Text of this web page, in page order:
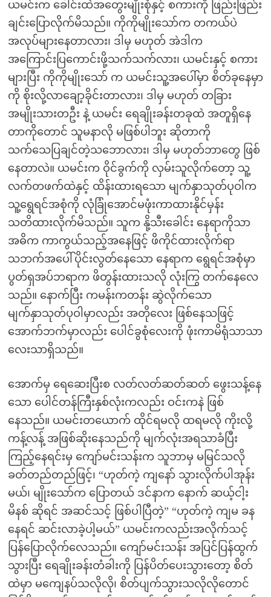
ယမင်းက ခေါင်းထဲအတွေးမျိုးစုံနှင့် စကားကို ဖြည်းဖြည်း
ချင်းပြောလိုက်မိသည်။ ကိုကိုမျိုးသော်က တကယ်ပဲ
အလုပ်များနေတာလား၊ ဒါမှ မဟုတ် အဲဒါက
အကြောင်းပြကောင်းဖို့သက်သက်လား၊ ယမင်းနှင့် စကား
များပြီး ကိုကိုမျိုးသော် က ယမင်းသူ့အပေါ်မှာ စိတ်ခုနေမှာ
ကို စိုးလို့လာချော့ခိုင်းတာလား၊ ဒါမှ မဟုတ် တခြား
အမျိုးသားတဦး နဲ့ ယမင်း ရေချိုးခန်းတခုထဲ အတူရှိနေ
တာကိုတောင် သူမနာလို မဖြစ်ပါဘူး ဆိုတာကို
သက်သေပြချင်တဲ့သဘောလား၊ ဒါမှ မဟုတ်ဘာတွေ ဖြစ်
နေတာလဲ။ ယမင်းက ဝိုင်ခွက်ကို လှမ်းသူလိုက်တော့ သူ့
လက်တဖက်ထဲနှင့် ထိန်းထားရသော မျက်နှာသုတ်ပုဝါက
သူ့ရွေရင်အစုံကို လုံခြုံအောင်မဖုံးကာထားနိုင်မှန်း
သတိထားလိုက်မိသည်။ သူက နို့သီးခေါင်း နေရာကိုသာ
အဓိက ကာကွယ်သည့်အနေဖြင့် ဖိကိုင်ထားလိုက်ရာ
သဘက်အပေါ်ပိုင်းလွတ်နေသော နေရာက ရွေရင်အစုံမှာ
ပွတ်ရှအပ်ဘရာက ဖိတွန်းထားသလို လုံးကြွ တက်နေလေ
သည်။ နောက်ပြီး ကမန်းကတန်း ဆွဲလိုက်သော
မျက်နှာသုတ်ပုဝါမှာလည်း အတိုလေး ဖြစ်နေသဖြင့်
အောက်ဘက်မှာလည်း ပေါင်ခွစုံလေးကို ဖုံးကာမိရုံသာသာ
လေးသာရှိသည်။
အောက်မှ ရေဆေးပြီးစ လတ်လတ်ဆတ်ဆတ် ဖွေးသန့်နေ
သော ပေါင်တန်ကြီးနှစ်လုံးကလည်း ဝင်းကနဲ ဖြစ်
နေသည်။ ယမင်းတယောက် ထိုင်ရမလို ထရမလို ကိုးလို့
ကန့်လန့် အဖြစ်ဆိုးနေသည်ကို မျက်လုံးအရသာခံပြီး
ကြည့်နေရင်းမှ ကျော်မင်းသန်းက သူဘာမှ မမြင်သလို
ခတ်တည်တည်ဖြင့်၊ “ဟုတ်ကဲ့ ကျနော် သွားလိုက်ပါအုန်း
မယ်၊ မျိုးသော်က ပြောတယ် ဒင်နာက နောက် ဆယ့်ငါ့း
မိနစ် ဆိုရင် အဆင်သင့် ဖြစ်ပါပြီတဲ့” “ဟုတ်ကဲ့ ကျမ ခန
နေရင် ဆင်းလာခဲ့ပါ့မယ်” ယမင်းကလည်းအလိုက်သင့်
ပြန်ပြောလိုက်လေသည်။ ကျော်မင်းသန်း အပြင်ပြန်ထွက်
သွားပြီး ရေချိုးခန်းတံခါးကို ပြန်ပိတ်ပေးသွားတော့ စိတ်
ထဲမှာ မကျေနပ်သလိုလို၊ စိတ်ပျက်သွားသလိုလိုတောင်